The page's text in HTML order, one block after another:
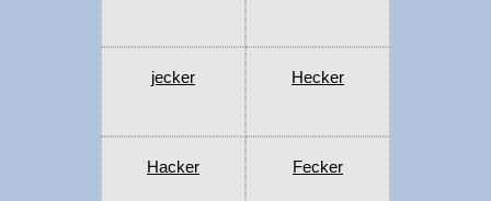
jecker Hecker
Hacker Fecker